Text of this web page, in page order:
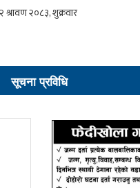
सूचना प्रविधि